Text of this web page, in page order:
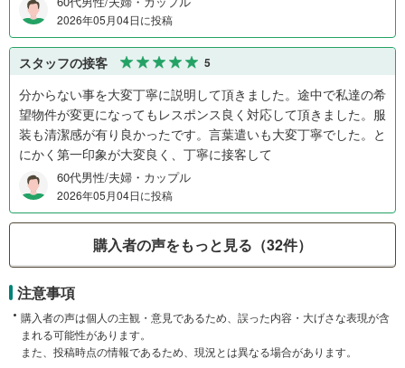
2026年05月04日に投稿
スタッフの接客 5
分からない事を大変丁寧に説明して頂きました。途中で私達の希
望物件が変更になってもレスポンス良く対応して頂きました。服
装も清潔感が有り良かったです。言葉遣いも大変丁寧でした。と
にかく第一印象が大変良く、丁寧に接客して
60代男性/夫婦・カップル
2026年05月04日に投稿
購入者の声をもっと見る（32件）
注意事項
購入者の声は個人の主観・意見であるため、誤った内容・大げさな表現が含
まれる可能性があります。
また、投稿時点の情報であるため、現況とは異なる場合があります。